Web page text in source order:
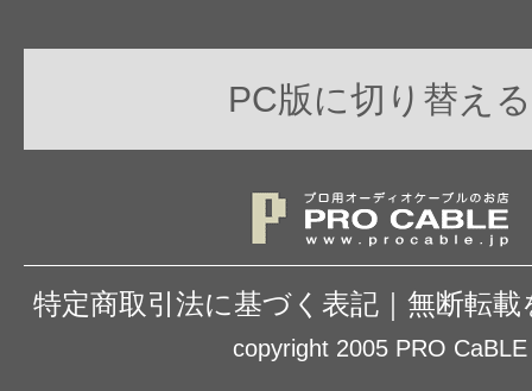
PC版に切り替える
特定商取引法に基づく表記 無断転載
copyright 2005 PRO CaBLE